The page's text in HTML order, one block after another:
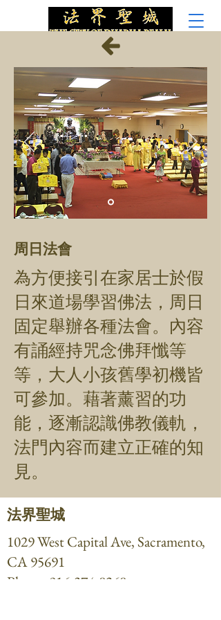
周日法會
為方便接引在家居士於假
日來道場學習佛法，周日
固定舉辦各種法會。內容
有誦經持咒念佛拜懺等
等，大人小孩舊學初機皆
可參加。藉著薰習的功
能，逐漸認識佛教儀軌，
法門內容而建立正確的知
見。
法界聖城
1029 West Capital Ave, Sacramento,
CA 95691
Phone: 916-374-8268